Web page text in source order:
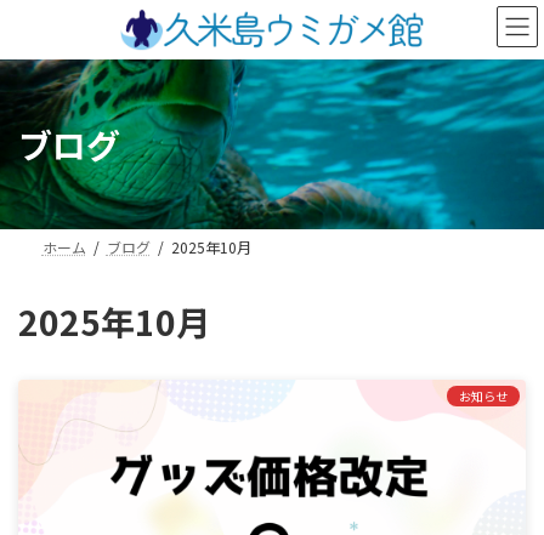
テ
キ
ッ
プ
ゲ
に
移
動
ブログ
ホーム ブログ 2025年10月
2025年10月
お知らせ